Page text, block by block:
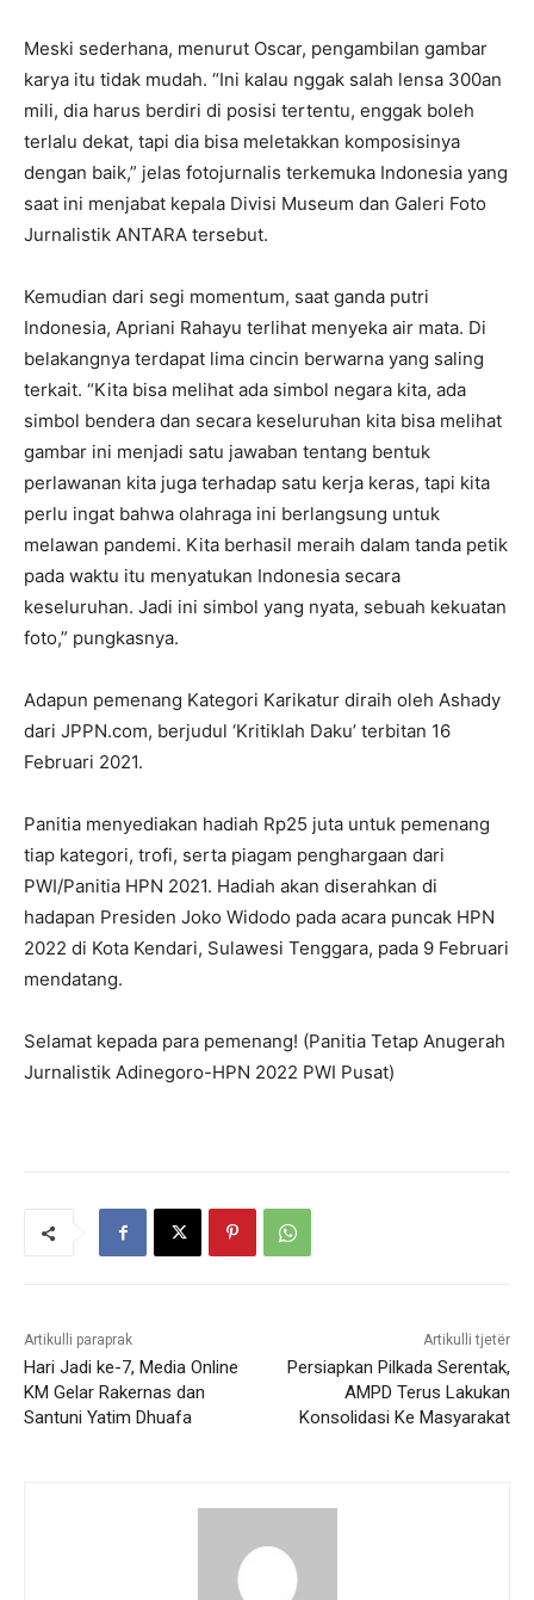
Meski sederhana, menurut Oscar, pengambilan gambar
karya itu tidak mudah. “Ini kalau nggak salah lensa 300an
mili, dia harus berdiri di posisi tertentu, enggak boleh
terlalu dekat, tapi dia bisa meletakkan komposisinya
dengan baik,” jelas fotojurnalis terkemuka Indonesia yang
saat ini menjabat kepala Divisi Museum dan Galeri Foto
Jurnalistik ANTARA tersebut.
Kemudian dari segi momentum, saat ganda putri
Indonesia, Apriani Rahayu terlihat menyeka air mata. Di
belakangnya terdapat lima cincin berwarna yang saling
terkait. “Kita bisa melihat ada simbol negara kita, ada
simbol bendera dan secara keseluruhan kita bisa melihat
gambar ini menjadi satu jawaban tentang bentuk
perlawanan kita juga terhadap satu kerja keras, tapi kita
perlu ingat bahwa olahraga ini berlangsung untuk
melawan pandemi. Kita berhasil meraih dalam tanda petik
pada waktu itu menyatukan Indonesia secara
keseluruhan. Jadi ini simbol yang nyata, sebuah kekuatan
foto,” pungkasnya.
Adapun pemenang Kategori Karikatur diraih oleh Ashady
dari JPPN.com, berjudul ‘Kritiklah Daku’ terbitan 16
Februari 2021.
Panitia menyediakan hadiah Rp25 juta untuk pemenang
tiap kategori, trofi, serta piagam penghargaan dari
PWI/Panitia HPN 2021. Hadiah akan diserahkan di
hadapan Presiden Joko Widodo pada acara puncak HPN
2022 di Kota Kendari, Sulawesi Tenggara, pada 9 Februari
mendatang.
Selamat kepada para pemenang! (Panitia Tetap Anugerah
Jurnalistik Adinegoro-HPN 2022 PWI Pusat)
Artikulli paraprak
Hari Jadi ke-7, Media Online
KM Gelar Rakernas dan
Santuni Yatim Dhuafa
Artikulli tjetër
Persiapkan Pilkada Serentak,
AMPD Terus Lakukan
Konsolidasi Ke Masyarakat